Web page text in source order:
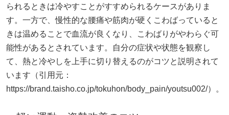
られるときは冷やすことがすすめられるケースがありま
す。一方で、慢性的な腰痛や筋肉が硬くこわばっていると
きは温めることで血流が良くなり、こわばりがやわらぐ可
能性があるとされています。自分の症状や状態を観察し
て、熱と冷やしを上手に切り替えるのがコツと説明されて
います（引用元：
https://brand.taisho.co.jp/tokuhon/body_pain/youtsu002/）。